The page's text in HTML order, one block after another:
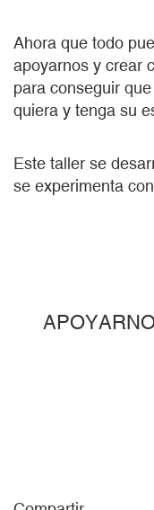
Ahora que todo
apoyarnos y crear
para conseguir
quiera y tenga su
Este taller se
se experimenta